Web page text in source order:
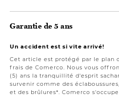
Garantie de 5 ans
Un accident est si vite arrivé!
Cet article est protégé par le plan
frais de Comerco. Nous vous
(5) ans la tranquillité d'esprit
survenir comme des
et des brûlures*. Comerco